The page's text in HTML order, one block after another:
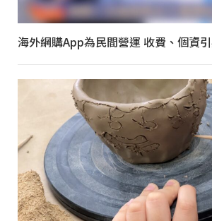
海外網購App為民間營運 收費、個資